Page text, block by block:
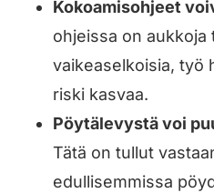
Kokoamisohjeet
ohjeissa on aukkoja
vaikeaselkoisia, työ
riski kasvaa.
Pöytälevystä voi
Tätä on tullut
edullisemmissa